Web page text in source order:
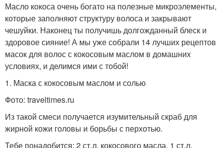
Масло кокоса очень богато на полезные микроэлементы,
которые заполняют структуру волоса и закрывают
чешуйки. Наконец ты получишь долгожданный блеск и
здоровое сияние! А мы уже собрали 14 лучших рецептов
масок для волос с кокосовым маслом в домашних
условиях, и делимся ими с тобой!
1. Маска с кокосовым маслом и солью
Фото: traveltimes.ru
Из такой смеси получается изумительный скраб для
жирной кожи головы и борьбы с перхотью.
Тебе понадобится: 2 ст.л. кокосового масла, 1 ст.л.